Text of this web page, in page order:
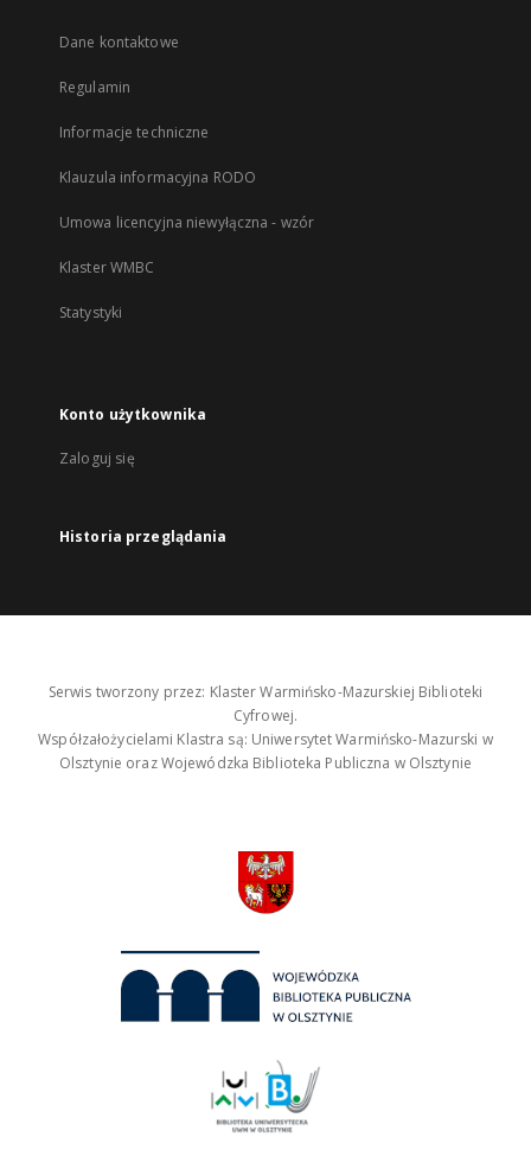
Dane kontaktowe
Regulamin
Informacje techniczne
Klauzula informacyjna RODO
Umowa licencyjna niewyłączna - wzór
Klaster WMBC
Statystyki
Konto użytkownika
Zaloguj się
Historia przeglądania
Serwis tworzony przez: Klaster Warmińsko-Mazurskiej Biblioteki
Cyfrowej.
Współzałożycielami Klastra są: Uniwersytet Warmińsko-Mazurski w
Olsztynie oraz Wojewódzka Biblioteka Publiczna w Olsztynie